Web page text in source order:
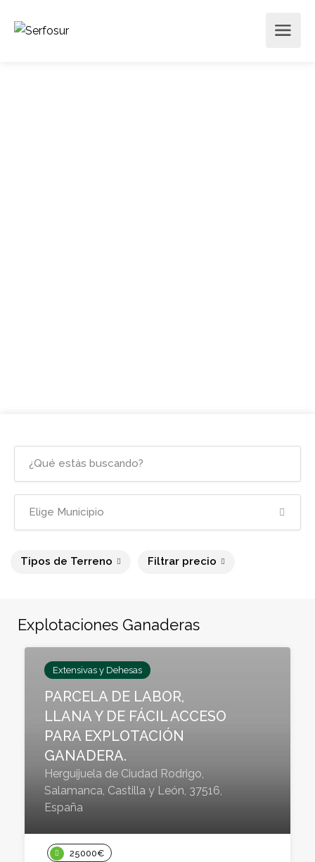
Tipos de Terreno Filtrar precio
Explotaciones Ganaderas
Extensivas y Dehesas
PARCELA DE LABOR,
LLANA Y DE FÁCIL ACCESO
PARA EXPLOTACIÓN
GANADERA.
Herguijuela de Ciudad Rodrigo,
Salamanca, Castilla y León, 37516,
España
25000€